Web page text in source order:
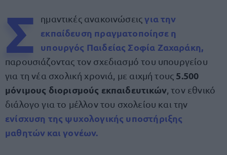
Σ ημαντικές ανακοινώσειςγια την
εκπαίδευση πραγματοποίησε η
υπουργός Παιδείας Σοφία Ζαχαράκη,
παρουσιάζοντας τον σχεδιασμό του υπουργείου
για τη νέα σχολική χρονιά, με αιχμή τους 5.500
μόνιμους διορισμούς εκπαιδευτικών, τον εθνικό
διάλογο για το μέλλον του σχολείου και την
ενίσχυση της ψυχολογικής υποστήριξης
μαθητών και γονέων.